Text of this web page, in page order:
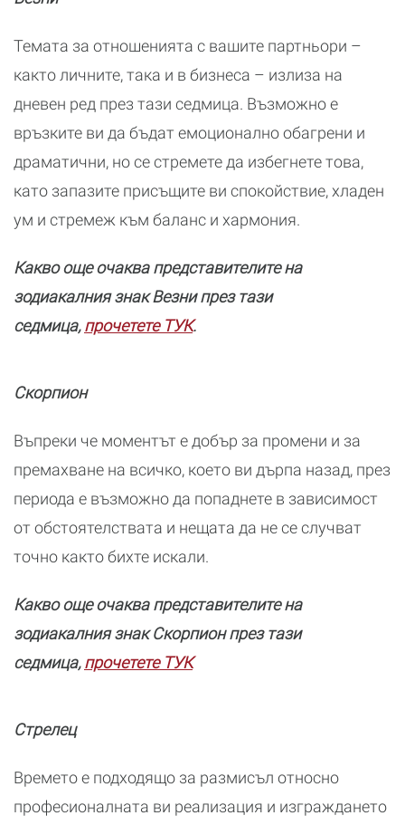
Темата за отношенията с вашите партньори –
както личните, така и в бизнеса – излиза на
дневен ред през тази седмица. Възможно е
връзките ви да бъдат емоционално обагрени и
драматични, но се стремете да избегнете това,
като запазите присъщите ви спокойствие, хладен
ум и стремеж към баланс и хармония.
Какво още очаква представителите на
зодиакалния знак Везни през тази
седмица,прочетете ТУК.
Скорпион
Въпреки че моментът е добър за промени и за
премахване на всичко, което ви дърпа назад, през
периода е възможно да попаднете в зависимост
от обстоятелствата и нещата да не се случват
точно както бихте искали.
Какво още очаква представителите на
зодиакалния знак Скорпион през тази
седмица,прочетете ТУК
Стрелец
Времето е подходящо за размисъл относно
професионалната ви реализация и изграждането